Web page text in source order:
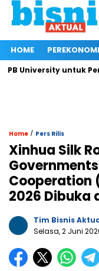
HOME
University untuk
Home / Pers Rilis
Xinhua Silk
Cooperation
2026 Dibuka
Tim Bisnis
Selasa, 2 Juni